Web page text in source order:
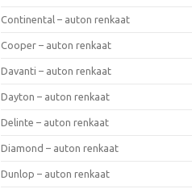
Continental – auton renkaat
Cooper – auton renkaat
Davanti – auton renkaat
Dayton – auton renkaat
Delinte – auton renkaat
Diamond – auton renkaat
Dunlop – auton renkaat